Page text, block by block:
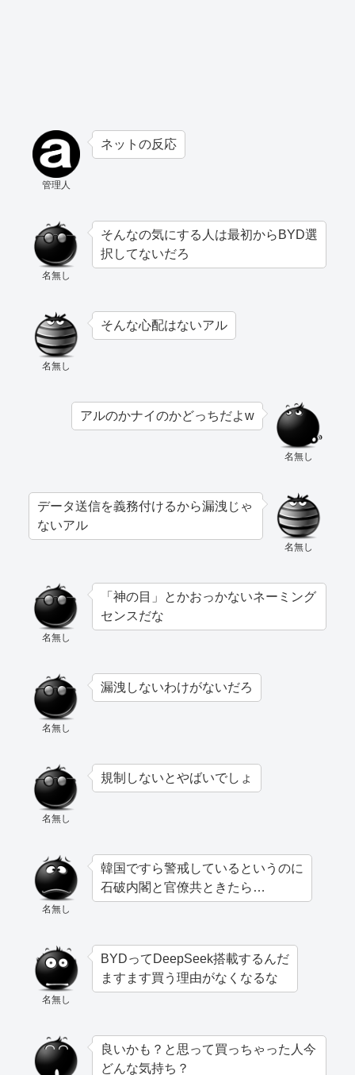
管理人
ネットの反応
名無し
そんなの気にする人は最初からBYD選
択してないだろ
名無し
そんな心配はないアル
名無し
アルのかナイのかどっちだよw
名無し
データ送信を義務付けるから漏洩じゃ
ないアル
名無し
「神の目」とかおっかないネーミング
センスだな
名無し
漏洩しないわけがないだろ
名無し
規制しないとやばいでしょ
名無し
韓国ですら警戒しているというのに
石破内閣と官僚共ときたら…
名無し
BYDってDeepSeek搭載するんだ
ますます買う理由がなくなるな
良いかも？と思って買っちゃった人今
どんな気持ち？